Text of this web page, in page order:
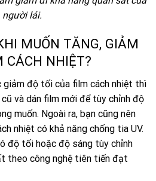
người lái.
MUỐN TĂNG, GIẢM
CÁCH NHIỆT?
giảm độ tối của film cách nhiệt thì
và dán film mới để tùy chỉnh độ
muốn. Ngoài ra, bạn cũng nên
nhiệt có khả năng chống tia UV.
độ tối hoặc độ sáng tùy chỉnh
theo công nghệ tiên tiến đạt